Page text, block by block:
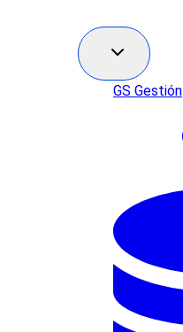
GS Gestión